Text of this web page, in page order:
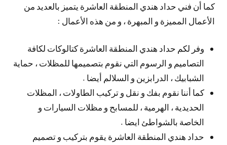
كما أن فني حداد هندي المنطقة العاشرة يتميز بالعديد من
الأعمال المميزة و المبهرة ، و من هذه الأعمال :
وفر لكم حداد هندي المنطقة العاشرة كتالوكات لكافة
التصاميم و الرسوم التي نقوم بتصميمها للمظلات ، حماية
الشبابيك ، الدرابزين و السلالم أيضا .
كما أننا نقوم بفك و نقل و تركيب الطاولات ، المظلات
الحديدية ، الهرمية ، للمسابح و مظلات السيارات و
الخاصة بالشواطئ ايضا .
حداد هندي المنطقة العاشرة يقوم بتركيب و تصميم